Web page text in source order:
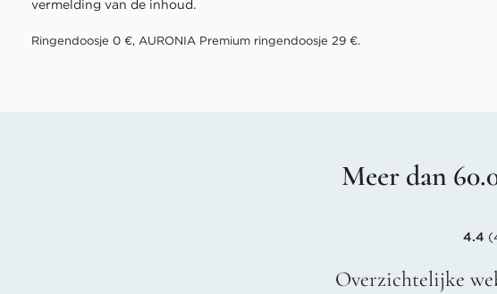
vermelding van de inhoud.
Ringendoosje 0 €, AURONIA Premium ringendoosje 29 €.
Meer dan
4.4
Overzichtelijke